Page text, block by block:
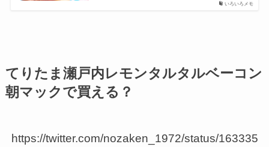
いろいろメモ
てりたま瀬戸内レモンタルタルベーコン
朝マックで買える？
https://twitter.com/nozaken_1972/status/163335